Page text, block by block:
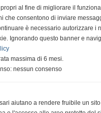
(LU)
(PI)
al fine di migliorare il
che consentono di inviare
è necessario autorizzare i
Ignorando questo banner e
massima di 6 mesi.
nessun consenso
aiutano a rendere fruibile un